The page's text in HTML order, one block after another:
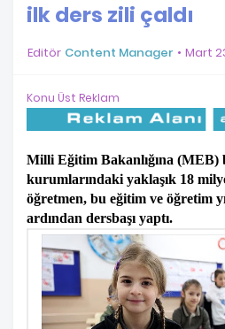
ilk ders zili çaldı
Editör Content Manager Mart
Konu Üst Reklam
Milli Eğitim Bakanlığına (MEB)
kurumlarındaki yaklaşık 18
öğretmen, bu eğitim ve öğretim
ardından dersbaşı yaptı.